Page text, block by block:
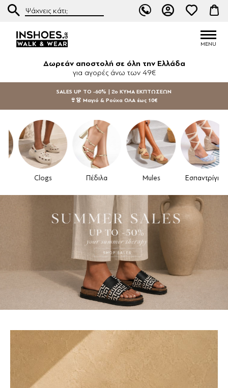
Δωρεάν αποστολή σε όλη την Ελλάδα
για αγορές άνω των 49€
SALES UP TO -60% | 2ο ΚΥΜΑ ΕΚΠΤΩΣΕΩΝ
👙👗 Μαγιό & Ρούχα ΟΛΑ έως 10€
Clogs Πέδιλα Mules Εσπαντρίγιες